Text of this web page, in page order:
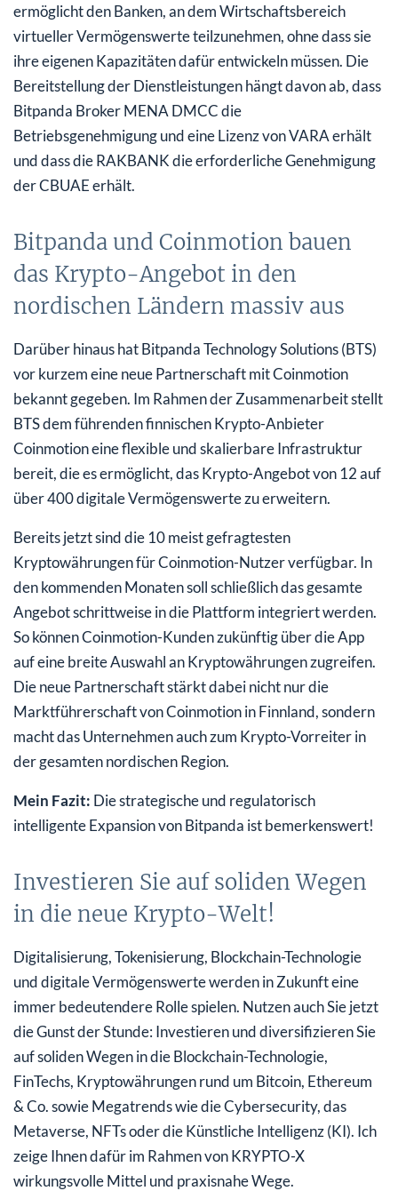
ermöglicht den Banken, an dem Wirtschaftsbereich
virtueller Vermögenswerte teilzunehmen, ohne dass sie
ihre eigenen Kapazitäten dafür entwickeln müssen. Die
Bereitstellung der Dienstleistungen hängt davon ab, dass
Bitpanda Broker MENA DMCC die
Betriebsgenehmigung und eine Lizenz von VARA erhält
und dass die RAKBANK die erforderliche Genehmigung
der CBUAE erhält.
Bitpanda und Coinmotion bauen
das Krypto-Angebot in den
nordischen Ländern massiv aus
Darüber hinaus hat Bitpanda Technology Solutions (BTS)
vor kurzem eine neue Partnerschaft mit Coinmotion
bekannt gegeben. Im Rahmen der Zusammenarbeit stellt
BTS dem führenden finnischen Krypto-Anbieter
Coinmotion eine flexible und skalierbare Infrastruktur
bereit, die es ermöglicht, das Krypto-Angebot von 12 auf
über 400 digitale Vermögenswerte zu erweitern.
Bereits jetzt sind die 10 meist gefragtesten
Kryptowährungen für Coinmotion-Nutzer verfügbar. In
den kommenden Monaten soll schließlich das gesamte
Angebot schrittweise in die Plattform integriert werden.
So können Coinmotion-Kunden zukünftig über die App
auf eine breite Auswahl an Kryptowährungen zugreifen.
Die neue Partnerschaft stärkt dabei nicht nur die
Marktführerschaft von Coinmotion in Finnland, sondern
macht das Unternehmen auch zum Krypto-Vorreiter in
der gesamten nordischen Region.
Mein Fazit: Die strategische und regulatorisch
intelligente Expansion von Bitpanda ist bemerkenswert!
Investieren Sie auf soliden Wegen
in die neue Krypto-Welt!
Digitalisierung, Tokenisierung, Blockchain-Technologie
und digitale Vermögenswerte werden in Zukunft eine
immer bedeutendere Rolle spielen. Nutzen auch Sie jetzt
die Gunst der Stunde: Investieren und diversifizieren Sie
auf soliden Wegen in die Blockchain-Technologie,
FinTechs, Kryptowährungen rund um Bitcoin, Ethereum
& Co. sowie Megatrends wie die Cybersecurity, das
Metaverse, NFTs oder die Künstliche Intelligenz (KI). Ich
zeige Ihnen dafür im Rahmen von KRYPTO-X
wirkungsvolle Mittel und praxisnahe Wege.